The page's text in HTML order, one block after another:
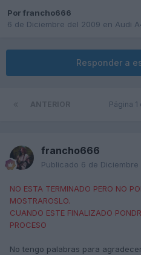
Porfrancho666
6 de Diciembre del 2009 en Audi
Responder a
Página 1
francho666
Publicado 6 de Diciembre
NO ESTA TERMINADO PERO NO
MOSTRAROSLO.
CUANDO ESTE FINALIZADO
PROCESO
No tengo palabras para